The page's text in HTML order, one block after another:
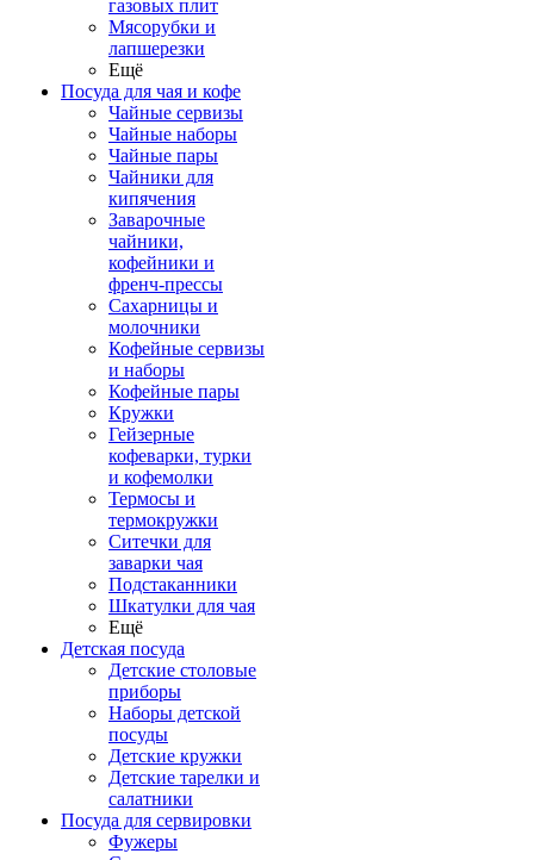
газовых плит
Мясорубки и
лапшерезки
Ещё
Посуда для чая и кофе
Чайные сервизы
Чайные наборы
Чайные пары
Чайники для
кипячения
Заварочные
чайники,
кофейники и
френч-прессы
Сахарницы и
молочники
Кофейные сервизы
и наборы
Кофейные пары
Кружки
Гейзерные
кофеварки, турки
и кофемолки
Термосы и
термокружки
Ситечки для
заварки чая
Подстаканники
Шкатулки для чая
Ещё
Детская посуда
Детские столовые
приборы
Наборы детской
посуды
Детские кружки
Детские тарелки и
салатники
Посуда для сервировки
Фужеры